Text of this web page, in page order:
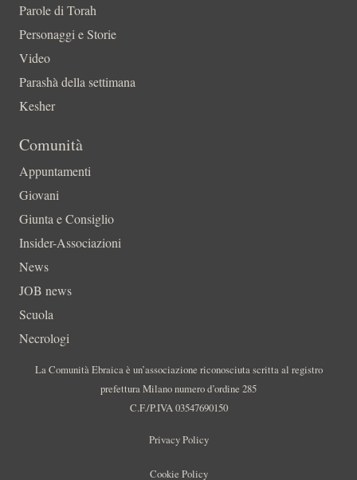
Parole di Torah
Personaggi e Storie
Video
Parashà della settimana
Kesher
Comunità
Appuntamenti
Giovani
Giunta e Consiglio
Insider-Associazioni
News
JOB news
Scuola
Necrologi
La Comunità Ebraica è un’associazione riconosciuta scritta al registro
prefettura Milano numero d’ordine 285
C.F./P.IVA 03547690150
Privacy Policy
Cookie Policy